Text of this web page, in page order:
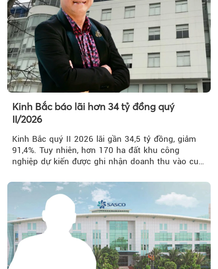
Theo Sở hữu trí
Kinh Bắc báo lãi hơn 34 tỷ đồng quý
II/2026
Kinh Bắc quý II 2026 lãi gần 34,5 tỷ đồng, giảm
91,4%. Tuy nhiên, hơn 170 ha đất khu công
nghiệp dự kiến được ghi nhận doanh thu vào cuối